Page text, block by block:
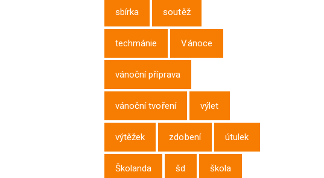
sbírka soutěž
techmánie Vánoce
vánoční příprava
vánoční tvoření výlet
výtěžek zdobení útulek
Školanda šd škola